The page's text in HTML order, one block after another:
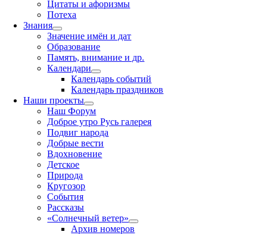
Цитаты и афоризмы
Потеха
Знания
Значение имён и дат
Образование
Память, внимание и др.
Календари
Календарь событий
Календарь праздников
Наши проекты
Наш Форум
Доброе утро Русь галерея
Подвиг народа
Добрые вести
Вдохновение
Детское
Природа
Кругозор
События
Рассказы
«Солнечный ветер»
Архив номеров